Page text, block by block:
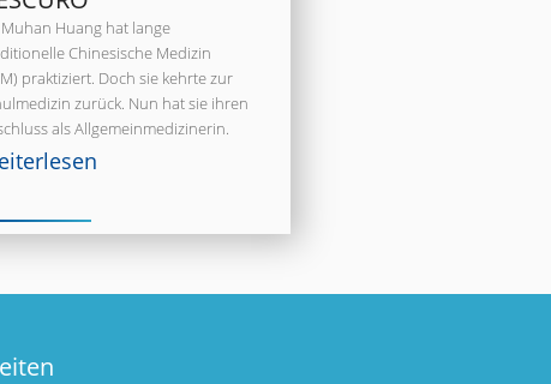
Huang hat lange
Chinesische Medizin
praktiziert. Doch sie kehrte zur
zurück. Nun hat sie ihren
als Allgemeinmedizinerin.